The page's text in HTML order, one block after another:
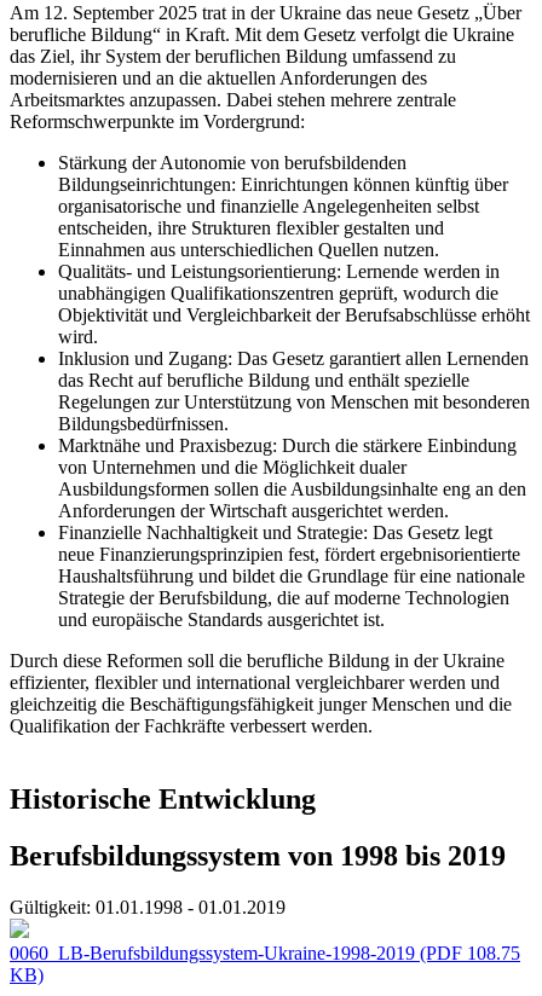
Am 12. September 2025 trat in der Ukraine das neue Gesetz „Über
berufliche Bildung“ in Kraft. Mit dem Gesetz verfolgt die Ukraine
das Ziel, ihr System der beruflichen Bildung umfassend zu
modernisieren und an die aktuellen Anforderungen des
Arbeitsmarktes anzupassen. Dabei stehen mehrere zentrale
Reformschwerpunkte im Vordergrund:
Stärkung der Autonomie von berufsbildenden
Bildungseinrichtungen: Einrichtungen können künftig über
organisatorische und finanzielle Angelegenheiten selbst
entscheiden, ihre Strukturen flexibler gestalten und
Einnahmen aus unterschiedlichen Quellen nutzen.
Qualitäts- und Leistungsorientierung: Lernende werden in
unabhängigen Qualifikationszentren geprüft, wodurch die
Objektivität und Vergleichbarkeit der Berufsabschlüsse erhöht
wird.
Inklusion und Zugang: Das Gesetz garantiert allen Lernenden
das Recht auf berufliche Bildung und enthält spezielle
Regelungen zur Unterstützung von Menschen mit besonderen
Bildungsbedürfnissen.
Marktnähe und Praxisbezug: Durch die stärkere Einbindung
von Unternehmen und die Möglichkeit dualer
Ausbildungsformen sollen die Ausbildungsinhalte eng an den
Anforderungen der Wirtschaft ausgerichtet werden.
Finanzielle Nachhaltigkeit und Strategie: Das Gesetz legt
neue Finanzierungsprinzipien fest, fördert ergebnisorientierte
Haushaltsführung und bildet die Grundlage für eine nationale
Strategie der Berufsbildung, die auf moderne Technologien
und europäische Standards ausgerichtet ist.
Durch diese Reformen soll die berufliche Bildung in der Ukraine
effizienter, flexibler und international vergleichbarer werden und
gleichzeitig die Beschäftigungsfähigkeit junger Menschen und die
Qualifikation der Fachkräfte verbessert werden.
Historische Entwicklung
Berufsbildungssystem von 1998 bis 2019
Gültigkeit: 01.01.1998 - 01.01.2019
0060_LB-Berufsbildungssystem-Ukraine-1998-2019 (PDF 108.75
KB)